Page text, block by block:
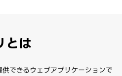
とは
できるウェブアプリケーションで